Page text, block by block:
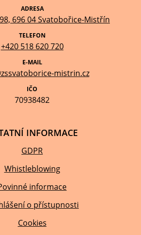
ADRESA
696 04 Svatobořice-Mistřín
TELEFON
+420 518 620 720
E-MAIL
mistrin.cz
IČO
70938482
INFORMACE
GDPR
Whistleblowing
informace
o přístupnosti
Cookies